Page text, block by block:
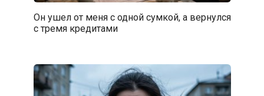
Он ушел от меня с одной сумкой, а вернулся
с тремя кредитами